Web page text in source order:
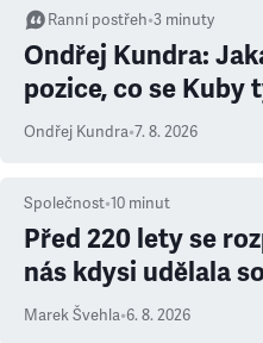
Ranní postřeh•3 minuty
Ondřej Kundra:
pozice, co se Kuby
Ondřej Kundra•7. 8. 2026
Společnost•10 minut
Před 220 lety se
nás kdysi udělala
Marek Švehla•6. 8. 2026